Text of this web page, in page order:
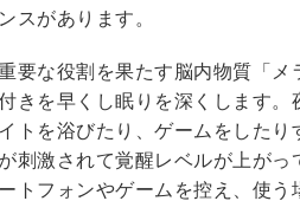
スがあります。
要な役割を果たす脳内物質「
きを早くし眠りを深くします
トを浴びたり、ゲームをした
刺激されて覚醒レベルが上が
トフォンやゲームを控え、使